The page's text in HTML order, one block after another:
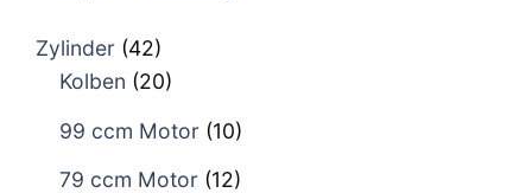
Zylinder (42)
Kolben (20)
99 ccm Motor (10)
79 ccm Motor (12)